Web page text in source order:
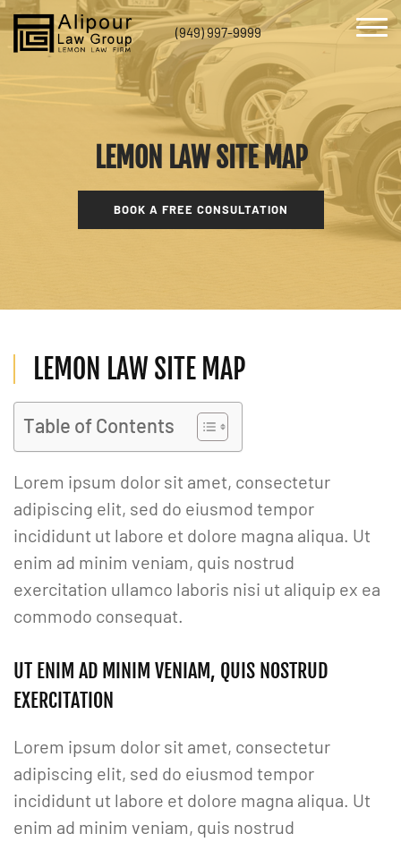
(949) 997-9999
LEMON LAW SITE MAP
BOOK A FREE CONSULTATION
LEMON LAW SITE MAP
Table of Contents
Lorem ipsum dolor sit amet, consectetur
adipiscing elit, sed do eiusmod tempor
incididunt ut labore et dolore magna aliqua. Ut
enim ad minim veniam, quis nostrud
exercitation ullamco laboris nisi ut aliquip ex ea
commodo consequat.
UT ENIM AD MINIM VENIAM, QUIS NOSTRUD
EXERCITATION
Lorem ipsum dolor sit amet, consectetur
adipiscing elit, sed do eiusmod tempor
incididunt ut labore et dolore magna aliqua. Ut
enim ad minim veniam, quis nostrud